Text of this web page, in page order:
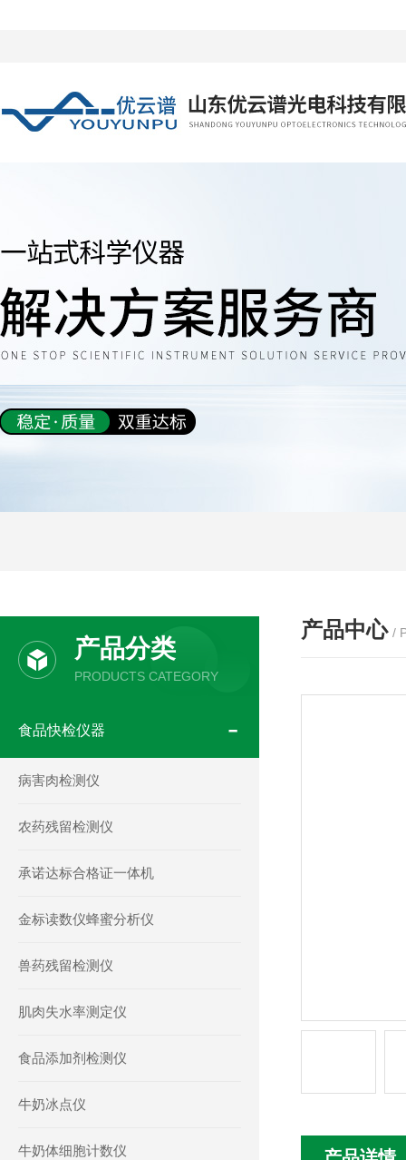
产品中心 /
产品分类
PRODUCTS CATEGORY
食品快检仪器
病害肉检测仪
农药残留检测仪
承诺达标合格证一体机
金标读数仪蜂蜜分析仪
兽药残留检测仪
肌肉失水率测定仪
食品添加剂检测仪
牛奶冰点仪
牛奶体细胞计数仪